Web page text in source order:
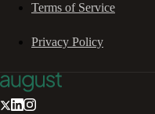
Terms of Service
Privacy Policy